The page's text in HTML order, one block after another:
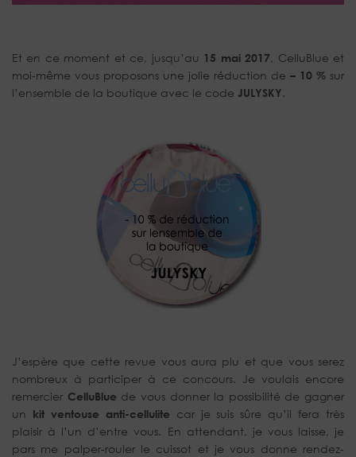
Et en ce moment et ce, jusqu’au 15 mai 2017, CelluBlue et
moi-même vous proposons une jolie réduction de – 10 % sur
l’ensemble de la boutique avec le code JULYSKY.
J’espère que cette revue vous aura plu et que vous serez
nombreux à participer à ce concours. Je voulais encore
remercier CelluBlue de vous donner la possibilité de gagner
un kit ventouse anti-cellulite car je suis sûre qu’il fera très
plaisir à l’un d’entre vous. En attendant, je vous laisse, je
pars me palper-rouler le cuissot et je vous donne rendez-